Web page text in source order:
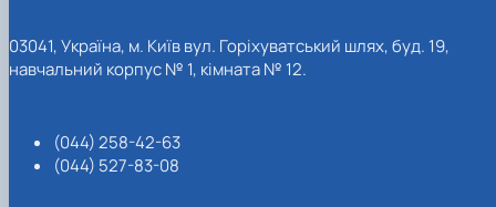
03041, Україна, м. Київ вул. Горіхуватський шлях, буд. 19,
навчальний корпус № 1, кімната № 12.
(044) 258-42-63
(044) 527-83-08